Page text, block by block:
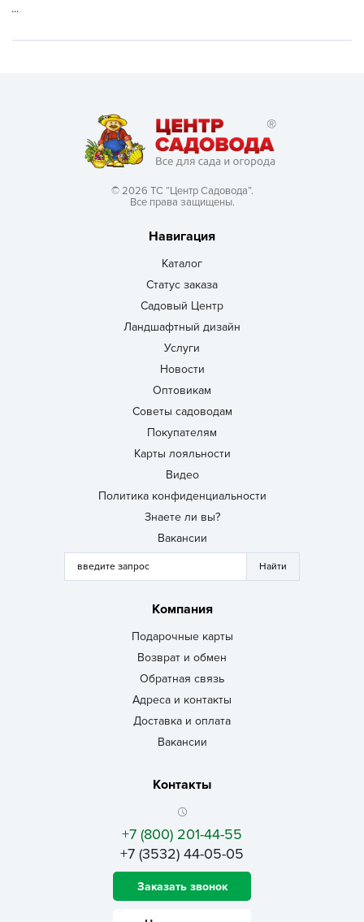
...
© 2026 ТС “Центр Садовода”.
Все права защищены.
Навигация
Каталог
Статус заказа
Садовый Центр
Ландшафтный дизайн
Услуги
Новости
Оптовикам
Советы садоводам
Покупателям
Карты лояльности
Видео
Политика конфиденциальности
Знаете ли вы?
Вакансии
Компания
Подарочные карты
Возврат и обмен
Обратная связь
Адреса и контакты
Доставка и оплата
Вакансии
Контакты
+7 (800) 201-44-55
+7 (3532) 44-05-05
Заказать звонок